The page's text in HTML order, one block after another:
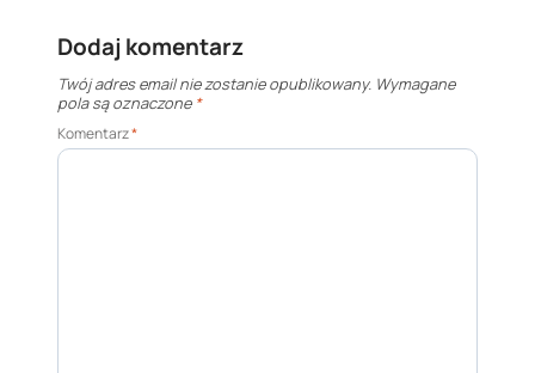
Dodaj komentarz
Twój adres email nie zostanie opublikowany. Wymagane
pola są oznaczone *
Komentarz*